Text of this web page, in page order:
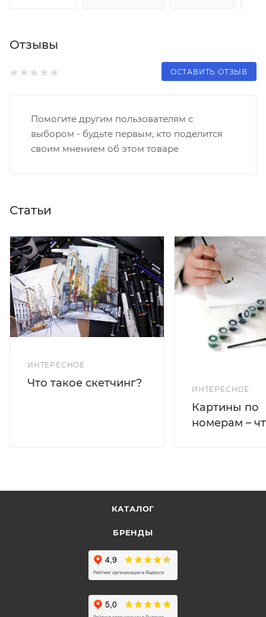
Отзывы
ОСТАВИТЬ ОТЗЫВ
Помогите другим пользователям с
выбором - будьте первым, кто поделится
своим мнением об этом товаре
Статьи
ИНТЕРЕСНОЕ
Что такое скетчинг?
ИНТЕРЕСНОЕ
Картины по
номерам –
КАТАЛОГ
БРЕНДЫ